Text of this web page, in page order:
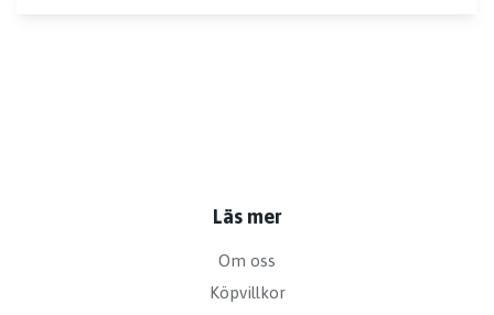
Läs mer
Om oss
Köpvillkor